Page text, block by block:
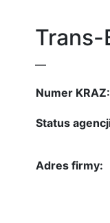
Trans-
—
Numer KRAZ:
Status
Adres firmy: